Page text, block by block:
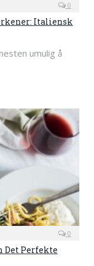
0
Italiensk
umulig å
0
Det Perfekte